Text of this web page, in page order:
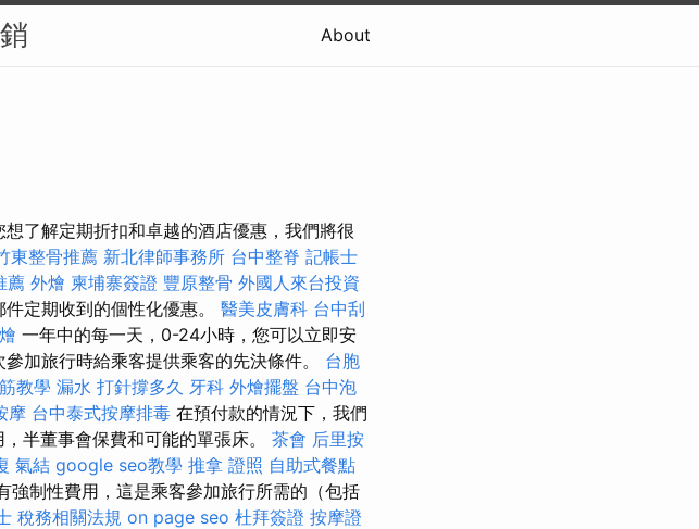
About
了解定期折扣和卓越的酒店優惠，我們將很
東整骨推薦 新北律師事務所 台中整脊 記帳士
薦 外燴 柬埔寨簽證 豐原整骨 外國人來台投資
定期收到的個性化優惠。 醫美皮膚科 台中刮
一年中的每一天，0-24小時，您可以立即安
加旅行時給乘客提供乘客的先決條件。 台胞
教學 漏水 打針撐多久 牙科 外燴擺盤 台中泡
摩 台中泰式按摩排毒 在預付款的情況下，我們
半董事會保費和可能的單張床。 茶會 后里按
氣結 google seo教學 推拿 證照 自助式餐點
強制性費用，這是乘客參加旅行所需的（包括
稅務相關法規 on page seo 杜拜簽證 按摩證